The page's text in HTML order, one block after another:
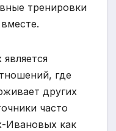
тренировки
где
других
часто
Ивановых как